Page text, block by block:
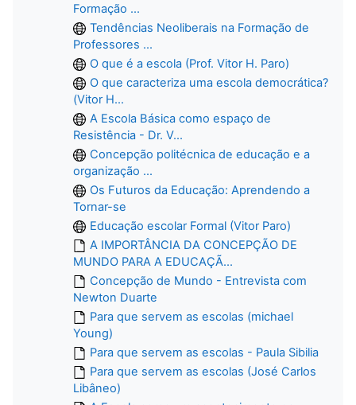
Formação ...
Tendências Neoliberais na Formação de
Professores ...
O que é a escola (Prof. Vitor H. Paro)
O que caracteriza uma escola democrática?
(Vitor H...
A Escola Básica como espaço de
Resistência - Dr. V...
Concepção politécnica de educação e a
organização ...
Os Futuros da Educação: Aprendendo a
Tornar-se
Educação escolar Formal (Vitor Paro)
A IMPORTÂNCIA DA CONCEPÇÃO DE
MUNDO PARA A EDUCAÇÃ...
Concepção de Mundo - Entrevista com
Newton Duarte
Para que servem as escolas (michael
Young)
Para que servem as escolas - Paula Sibilia
Para que servem as escolas (José Carlos
Libâneo)